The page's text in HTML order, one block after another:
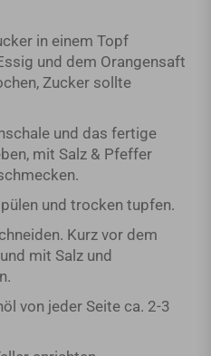
in einem Topf
und dem Orangensaft
Zucker sollte
und das fertige
mit Salz & Pfeffer
und trocken tupfen.
Kurz vor dem
mit Salz und
von jeder Seite ca. 2-3